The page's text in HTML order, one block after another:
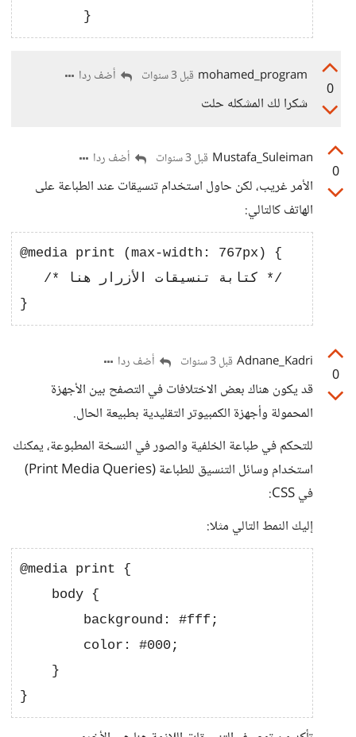
0
mohamed_program قبل 3 سنوات أضف ردا
شكرا لك المشكله حلت
0
Mustafa_Suleiman قبل 3 سنوات أضف ردا
الأمر غريب، لكن حاول استخدام تنسيقات عند الطباعة على
الهاتف كالتالي:
@media print (max-width: 767px) {
   /* كتابة تنسيقات الأزرار هنا */
0
Adnane_Kadri قبل 3 سنوات أضف ردا
قد يكون هناك بعض الاختلافات في التصفح بين الأجهزة
المحمولة وأجهزة الكمبيوتر التقليدية بطبيعة الحال.
للتحكم في طباعة الخلفية والصور في النسخة المطبوعة، يمكنك
استخدام وسائل التنسيق للطباعة (Print Media Queries)
في CSS:
إليك النمط التالي مثلا:
@media print {
    body {
        background: #fff;
        color: #000;
    }